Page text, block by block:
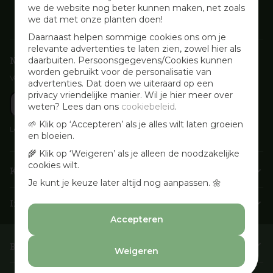
we de website nog beter kunnen maken, net zoals
we dat met onze planten doen!
Daarnaast helpen sommige cookies ons om je
relevante advertenties te laten zien, zowel hier als
daarbuiten. Persoonsgegevens/Cookies kunnen
worden gebruikt voor de personalisatie van
advertenties. Dat doen we uiteraard op een
privacy vriendelijke manier. Wil je hier meer over
weten? Lees dan ons cookiebeleid.
🌱 Klik op ‘Accepteren’ als je alles wilt laten groeien
en bloeien.
🌾 Klik op ‘Weigeren’ als je alleen de noodzakelijke
cookies wilt.
Je kunt je keuze later altijd nog aanpassen. 🌼
Accepteren
Weigeren
Nieuwsbrief aanmelden
Voor wekelijkse aanbiedingen, activiteiten en inspirerende tips
Lees onzePrivacyverklaring
Klantenservice
Info & openingstijden